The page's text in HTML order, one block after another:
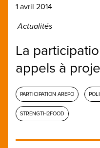
1 avril 2014
Actualités
La
appels à
PARTICIPATION AREPO
STRENGTH2FOOD